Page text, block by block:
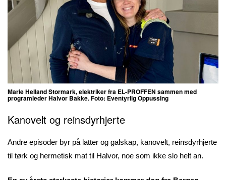
Marie Helland Stormark, elektriker fra EL-PROFFEN sammen med
programleder Halvor Bakke. Foto: Eventyrlig Oppussing
Kanovelt og reinsdyrhjerte
Andre episoder byr på latter og galskap, kanovelt, reinsdyrhjerte
til tørk og hermetisk mat til Halvor, noe som ikke slo helt an.